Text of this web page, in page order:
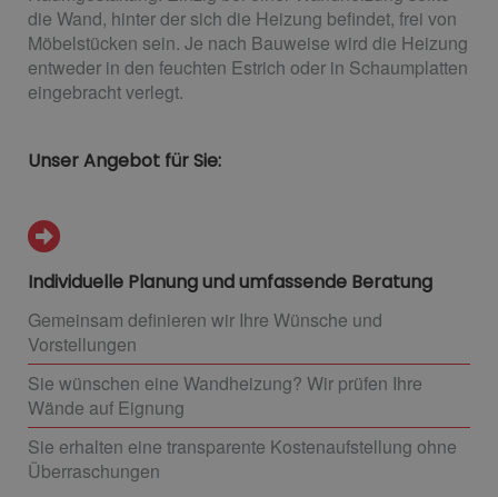
die Wand, hinter der sich die Heizung befindet, frei von
Möbelstücken sein. Je nach Bauweise wird die Heizung
entweder in den feuchten Estrich oder in Schaumplatten
eingebracht verlegt.
Unser Angebot für Sie:
Individuelle Planung und umfassende Beratung
Gemeinsam definieren wir Ihre Wünsche und
Vorstellungen
Sie wünschen eine Wandheizung? Wir prüfen Ihre
Wände auf Eignung
Sie erhalten eine transparente Kostenaufstellung ohne
Überraschungen